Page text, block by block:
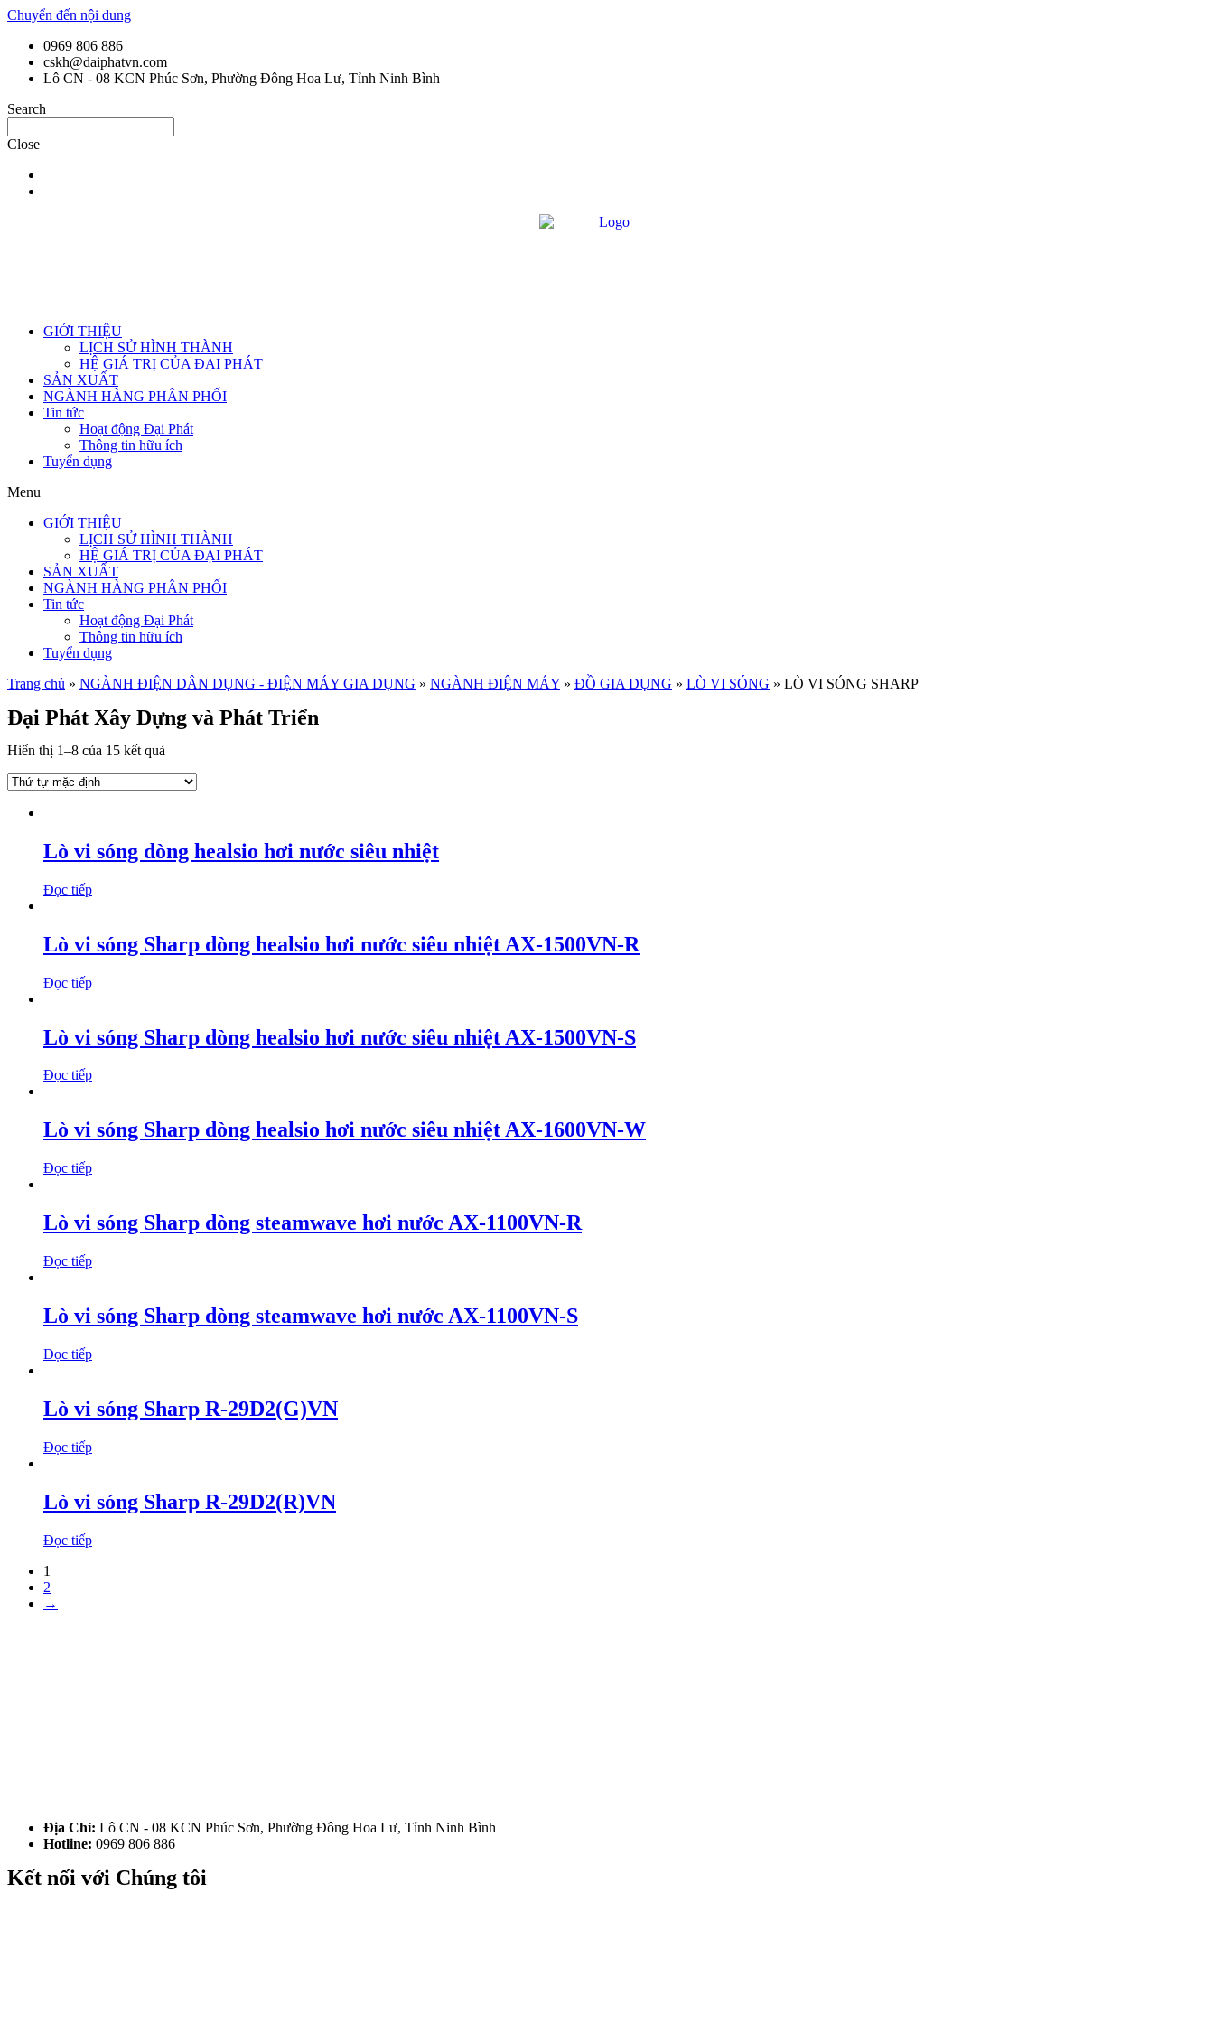
Chuyển đến nội dung
0969 806 886
cskh@daiphatvn.com
Lô CN - 08 KCN Phúc Sơn, Phường Đông Hoa Lư, Tỉnh Ninh Bình
Search
Close
GIỚI THIỆU
LỊCH SỬ HÌNH THÀNH
HỆ GIÁ TRỊ CỦA ĐẠI PHÁT
SẢN XUẤT
NGÀNH HÀNG PHÂN PHỐI
Tin tức
Hoạt động Đại Phát
Thông tin hữu ích
Tuyển dụng
Menu
GIỚI THIỆU
LỊCH SỬ HÌNH THÀNH
HỆ GIÁ TRỊ CỦA ĐẠI PHÁT
SẢN XUẤT
NGÀNH HÀNG PHÂN PHỐI
Tin tức
Hoạt động Đại Phát
Thông tin hữu ích
Tuyển dụng
Trang chủ » NGÀNH ĐIỆN DÂN DỤNG - ĐIỆN MÁY GIA DỤNG » NGÀNH ĐIỆN MÁY » ĐỒ GIA DỤNG » LÒ VI SÓNG » LÒ VI SÓNG SHARP
Đại Phát Xây Dựng và Phát Triển
Hiển thị 1–8 của 15 kết quả
Lò vi sóng dòng healsio hơi nước siêu nhiệt
Đọc tiếp
Lò vi sóng Sharp dòng healsio hơi nước siêu nhiệt AX-1500VN-R
Đọc tiếp
Lò vi sóng Sharp dòng healsio hơi nước siêu nhiệt AX-1500VN-S
Đọc tiếp
Lò vi sóng Sharp dòng healsio hơi nước siêu nhiệt AX-1600VN-W
Đọc tiếp
Lò vi sóng Sharp dòng steamwave hơi nước AX-1100VN-R
Đọc tiếp
Lò vi sóng Sharp dòng steamwave hơi nước AX-1100VN-S
Đọc tiếp
Lò vi sóng Sharp R-29D2(G)VN
Đọc tiếp
Lò vi sóng Sharp R-29D2(R)VN
Đọc tiếp
1
2
→
Địa Chỉ: Lô CN - 08 KCN Phúc Sơn, Phường Đông Hoa Lư, Tỉnh Ninh Bình
Hotline: 0969 806 886
Kết nối với Chúng tôi